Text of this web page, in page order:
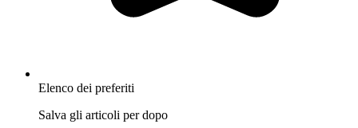
Elenco dei preferiti
Salva gli articoli per dopo